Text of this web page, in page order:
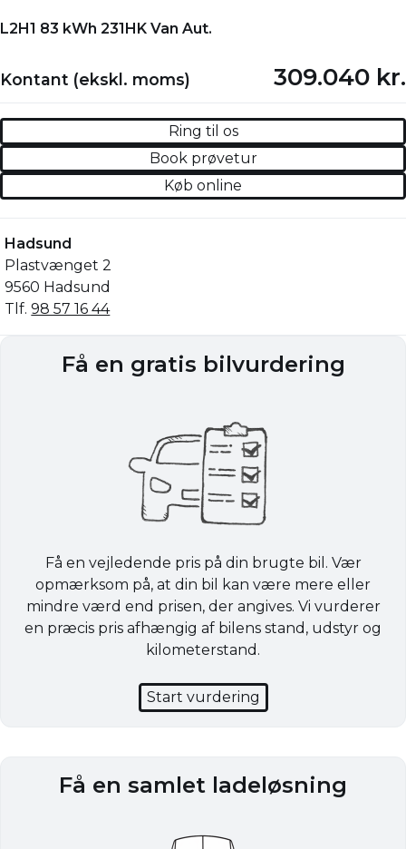
L2H1 83 kWh 231HK Van Aut.
Kontant (ekskl. moms) 309.040 kr.
Ring til os
Book prøvetur
Køb online
Hadsund
Plastvænget 2
9560 Hadsund
Tlf.98 57 16 44
Få en gratis bilvurdering
Få en vejledende pris på din brugte bil. Vær
opmærksom på, at din bil kan være mere eller
mindre værd end prisen, der angives. Vi vurderer
en præcis pris afhængig af bilens stand, udstyr og
kilometerstand.
Start vurdering
Få en samlet ladeløsning